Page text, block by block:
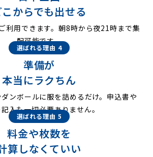
こからでも出せる
利用できます。朝8時から夜21時まで集
配可能です。
選ばれる理由 4
準備が
本当にラクちん
ンボールに服を詰めるだけ。申込書や
入も一切必要ありません。
選ばれる理由 5
料金や枚数を
算しなくていい